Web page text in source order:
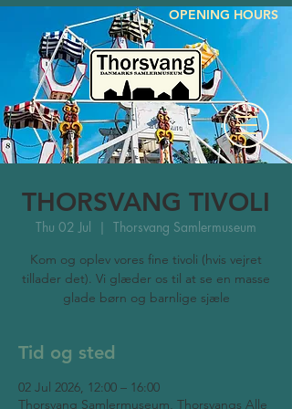
OPENING HOURS
THORSVANG TIVOLI
Thu 02 Jul
  |
Thorsvang Samlermuseum
Kom og oplev vores fine tivoli (hvis vejret
tillader det). Vi glæder os til at se en masse
glade børn og barnlige sjæle
Tid og sted
02 Jul 2026, 12:00 – 16:00
Thorsvang Samlermuseum, Thorsvangs Alle